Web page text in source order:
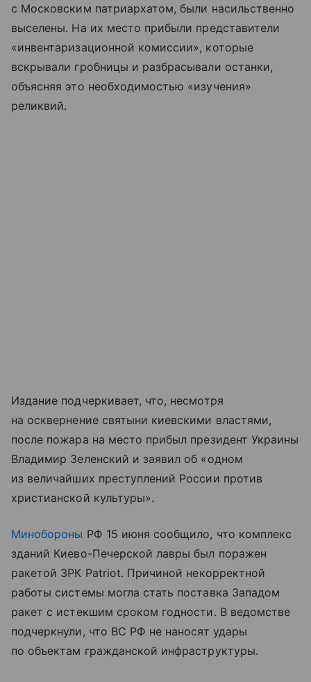
с Московским патриархатом, были насильственно
выселены. На их место прибыли представители
«инвентаризационной комиссии», которые
вскрывали гробницы и разбрасывали останки,
объясняя это необходимостью «изучения»
реликвий.
Издание подчеркивает, что, несмотря
на осквернение святыни киевскими властями,
после пожара на место прибыл президент Украины
Владимир Зеленский и заявил об «одном
из величайших преступлений России против
христианской культуры».
Минобороны РФ 15 июня сообщило, что комплекс
зданий Киево-Печерской лавры был поражен
ракетой ЗРК Patriot. Причиной некорректной
работы системы могла стать поставка Западом
ракет с истекшим сроком годности. В ведомстве
подчеркнули, что ВС РФ не наносят удары
по объектам гражданской инфраструктуры.